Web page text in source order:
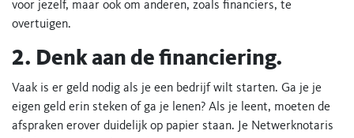
voor jezelf, maar ook om anderen, zoals financiers, te
overtuigen.
2. Denk aan de financiering.
Vaak is er geld nodig als je een bedrijf wilt starten. Ga je je
eigen geld erin steken of ga je lenen? Als je leent, moeten de
afspraken erover duidelijk op papier staan. Je Netwerknotaris